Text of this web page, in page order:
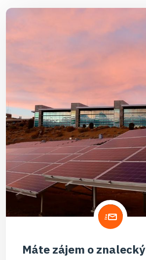
Máte zájem o